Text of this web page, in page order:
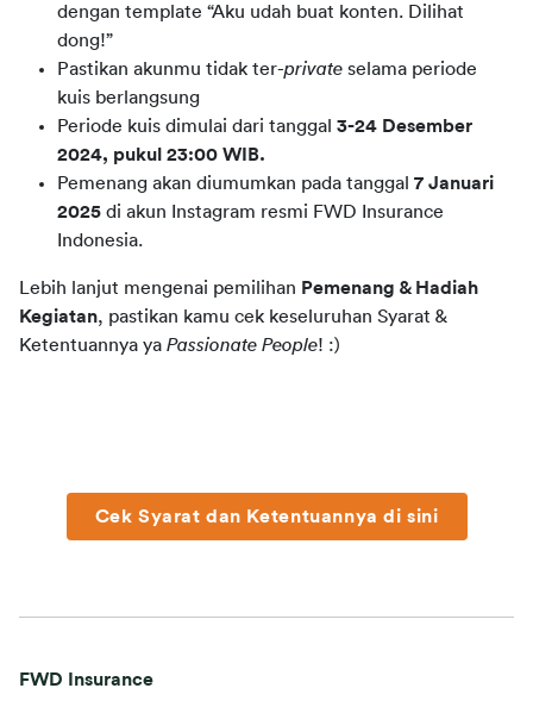
dengan template “Aku udah buat konten. Dilihat
dong!”
Pastikan akunmu tidak ter-private selama periode
kuis berlangsung
Periode kuis dimulai dari tanggal 3-24 Desember
2024, pukul 23:00 WIB.
Pemenang akan diumumkan pada tanggal 7 Januari
2025 di akun Instagram resmi FWD Insurance
Indonesia.
Lebih lanjut mengenai pemilihan Pemenang & Hadiah
Kegiatan, pastikan kamu cek keseluruhan Syarat &
Ketentuannya ya Passionate People! :)
Cek Syarat dan Ketentuannya di sini
FWD Insurance